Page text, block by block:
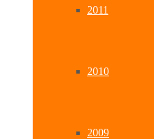
2011
2010
2009